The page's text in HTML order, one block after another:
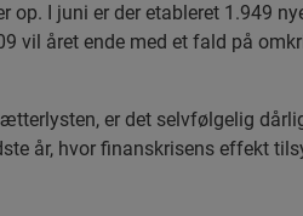
I juni er der etableret 1.949
vil året ende med et fald på
er det selvfølgelig
år, hvor finanskrisens effekt